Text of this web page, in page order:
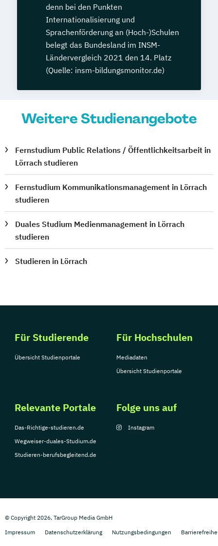
denn bei den Punkten
Internationalisierung und
Sprachenförderung an (Hoch-)Schulen
belegt das Bundesland im INSM-
Ländervergleich 2021 den 14. Platz
(Quelle: insm-bildungsmonitor.de)
Weitere Studienangebote
Fernstudium Public Relations / Öffentlichkeitsarbeit in
Lörrach studieren
Fernstudium Kommunikationsmanagement in Lörrach
studieren
Duales Studium Medienmanagement in Lörrach
studieren
Studieren in Lörrach
Für Studierende
Übersicht Studienportale
Für Hochschulen
Mediadaten
Übersicht Studienportale
Relevante Portale
Das-Richtige-studieren.de
Wegweiser-duales-Studium.de
Studieren-berufsbegleitend.de
Folge uns auf
Instagram
© Copyright 2026, TarGroup Media GmbH
Impressum
Datenschutzerklärung Nutzungsbedingungen